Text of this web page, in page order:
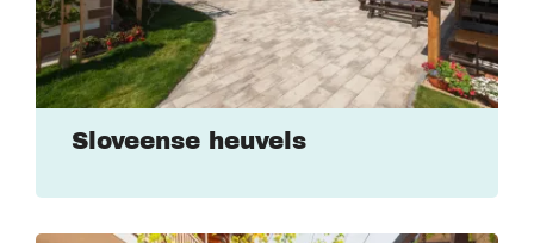
Sloveense heuvels